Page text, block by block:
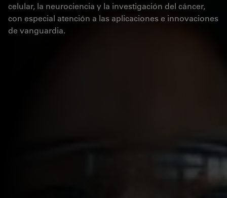
celular, la neurociencia y la investigación del cáncer,
con especial atención a las aplicaciones e innovaciones
de vanguardia.